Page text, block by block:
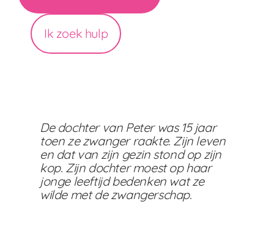
Ik zoek hulp
De dochter van Peter was 15 jaar
toen ze zwanger raakte. Zijn leven
en dat van zijn gezin stond op zijn
kop. Zijn dochter moest op haar
jonge leeftijd bedenken wat ze
wilde met de zwangerschap.